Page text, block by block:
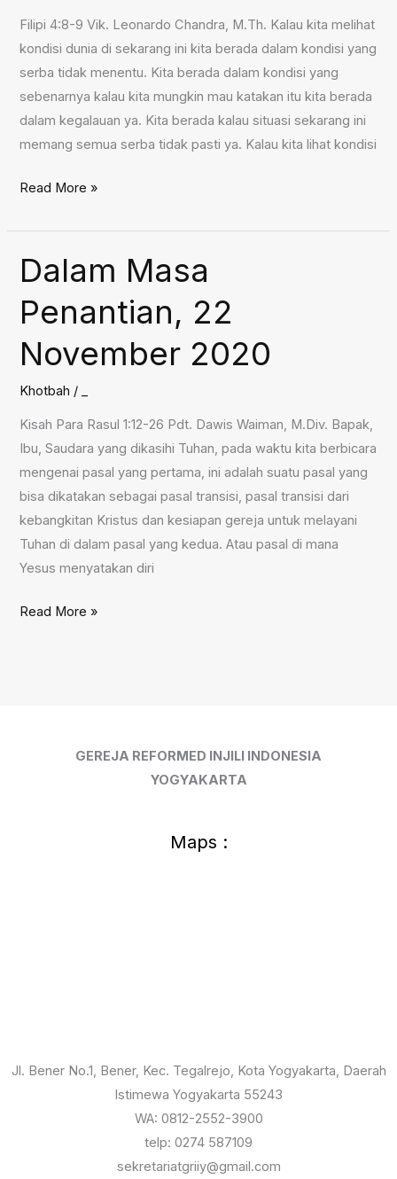
Filipi 4:8-9 Vik. Leonardo Chandra, M.Th. Kalau kita melihat
kondisi dunia di sekarang ini kita berada dalam kondisi yang
serba tidak menentu. Kita berada dalam kondisi yang
sebenarnya kalau kita mungkin mau katakan itu kita berada
dalam kegalauan ya. Kita berada kalau situasi sekarang ini
memang semua serba tidak pasti ya. Kalau kita lihat kondisi
Menghadapi
sebagai
Orang
Kristen,
29
2020
Read More »
Dalam Masa
Penantian, 22
November 2020
Khotbah /
Kisah Para Rasul 1:12-26 Pdt. Dawis Waiman, M.Div. Bapak,
Ibu, Saudara yang dikasihi Tuhan, pada waktu kita berbicara
mengenai pasal yang pertama, ini adalah suatu pasal yang
bisa dikatakan sebagai pasal transisi, pasal transisi dari
kebangkitan Kristus dan kesiapan gereja untuk melayani
Tuhan di dalam pasal yang kedua. Atau pasal di mana
Yesus menyatakan diri
Dalam
Read More »
GEREJA REFORMED INJILI INDONESIA
YOGYAKARTA
Maps :
Jl. Bener No.1, Bener, Kec. Tegalrejo, Kota Yogyakarta, Daerah
Istimewa Yogyakarta 55243
WA: 0812-2552-3900
telp: 0274 587109
sekretariatgriiy@gmail.com